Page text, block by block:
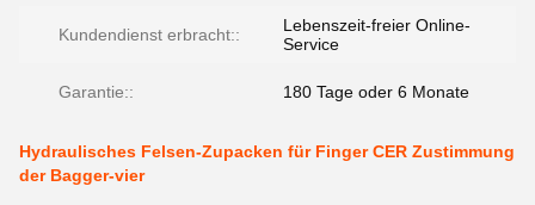
Kundendienst erbracht::
Lebenszeit-freier Online-
Service
Garantie:: 180 Tage oder 6 Monate
Hydraulisches Felsen-Zupacken für Finger CER Zustimmung
der Bagger-vier